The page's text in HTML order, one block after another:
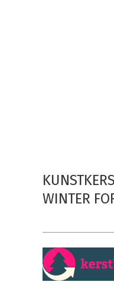
WINTER